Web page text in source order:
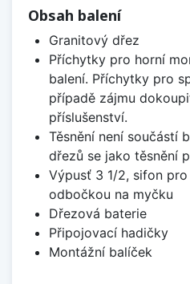
Obsah balení
Granitový dřez
Příchytky pro horní
balení. Příchytky pro
případě zájmu
příslušenství.
Těsnění není součástí
dřezů se jako těsnění
Výpusť 3 1/2, sifon
odbočkou na myčku
Dřezová baterie
Připojovací hadičky
Montážní balíček